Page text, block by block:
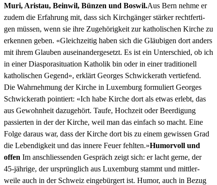
Muri, Aris­tau, Bein­wil, Bünzen und Boswil.Aus Bern nehme er
zudem die Erfahrung mit, dass sich Kirchgänger stärk­er recht­fer­ti­
gen müssen, wenn sie ihre Zuge­hörigkeit zur katholis­chen Kirche zu
erken­nen geben. «Gle­ichzeit­ig haben sich die Gläu­bi­gen dort anders
mit ihrem Glauben auseinan­derge­set­zt. Es ist ein Unter­schied, ob ich
in ein­er Dias­po­r­a­sit­u­a­tion Katho­lik bin oder in ein­er tra­di­tionell
katholis­chen Gegend», erk­lärt Georges Schwick­erath ver­tiefend.
Die Wahrnehmung der Kirche in Lux­em­burg for­muliert Georges
Schwick­erath pointiert: «Ich habe Kirche dort als etwas erlebt, das
aus Gewohn­heit dazuge­hört. Taufe, Hochzeit oder Beerdi­gung
passierten in der der Kirche, weil man das ein­fach so macht. Eine
Folge daraus war, dass der Kirche dort bis zu einem gewis­sen Grad
die Lebendigkeit und das innere Feuer fehlten.»Humor­voll und
offen Im anschliessenden Gespräch zeigt sich: er lacht gerne, der
45-jährige, der ursprünglich aus Lux­em­burg stammt und mit­tler­
weile auch in der Schweiz einge­bürg­ert ist. Humor, auch in Bezug